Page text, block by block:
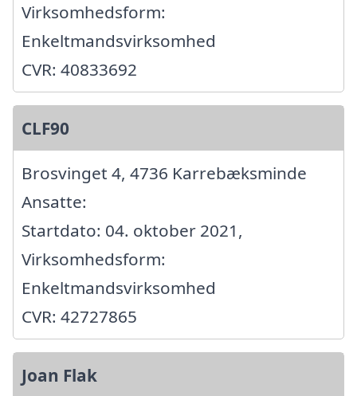
Virksomhedsform:
Enkeltmandsvirksomhed
CVR: 40833692
CLF90
Brosvinget 4, 4736 Karrebæksminde
Ansatte:
Startdato: 04. oktober 2021,
Virksomhedsform:
Enkeltmandsvirksomhed
CVR: 42727865
Joan Flak